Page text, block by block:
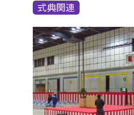
式典関連